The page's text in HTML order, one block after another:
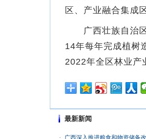
区、产业融合集成
广西壮族自治区
14年每年完成植树
2022年全区林业产
最新新闻
广西深入推进粮食和物资储备